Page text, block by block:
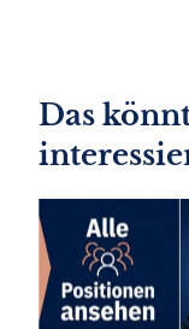
Das